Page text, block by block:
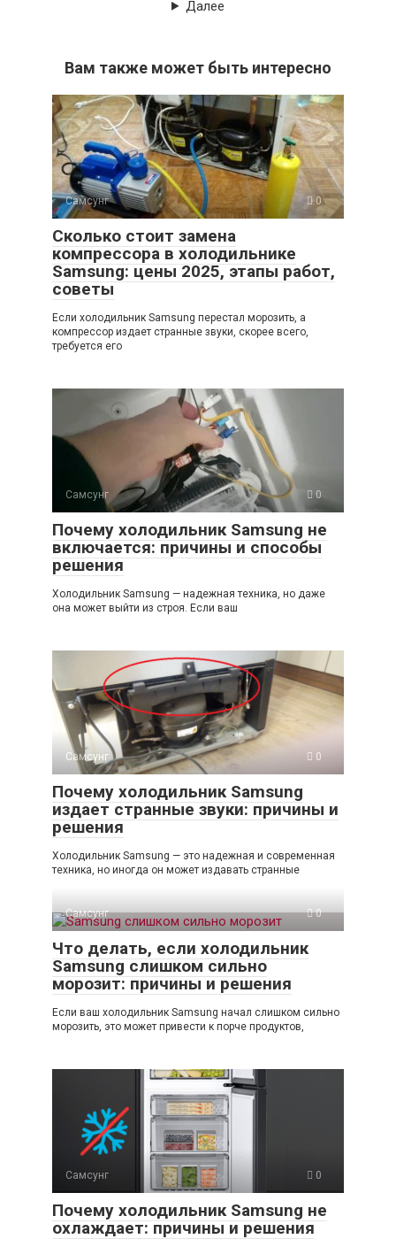
Далее
Вам также может быть интересно
Самсунг 0
Сколько стоит замена
компрессора в холодильнике
Samsung: цены 2025, этапы работ,
советы
Если холодильник Samsung перестал морозить, а
компрессор издает странные звуки, скорее всего,
требуется его
Самсунг 0
Почему холодильник Samsung не
включается: причины и способы
решения
Холодильник Samsung — надежная техника, но даже
она может выйти из строя. Если ваш
Самсунг 0
Почему холодильник Samsung
издает странные звуки: причины и
решения
Холодильник Samsung — это надежная и современная
техника, но иногда он может издавать странные
Самсунг 0
Что делать, если холодильник
Samsung слишком сильно
морозит: причины и решения
Если ваш холодильник Samsung начал слишком сильно
морозить, это может привести к порче продуктов,
Самсунг 0
Почему холодильник Samsung не
охлаждает: причины и решения